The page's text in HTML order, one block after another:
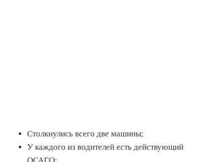
Столкнулись всего две машины;
У каждого из водителей есть действующий